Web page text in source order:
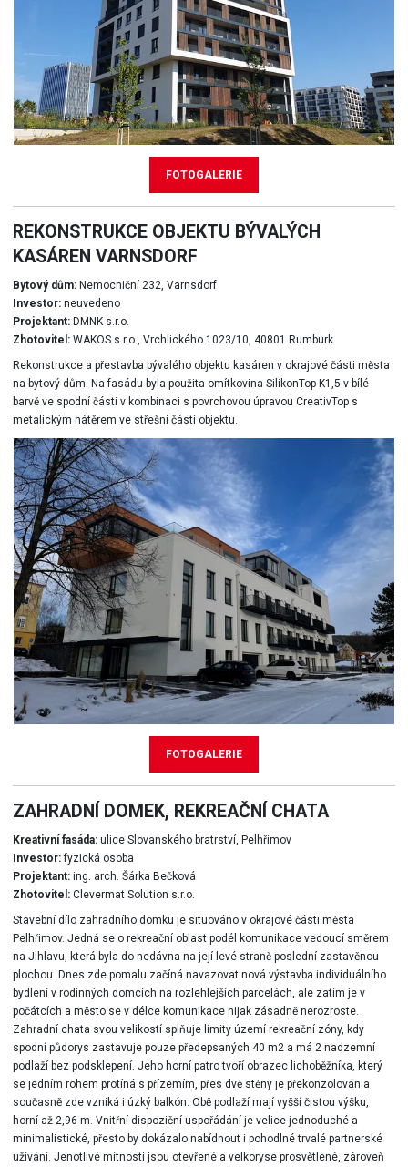
FOTOGALERIE
FOTOGALERIE
REKONSTRUKCE OBJEKTU BÝVALÝCH
KASÁREN VARNSDORF
Bytový dům:Nemocniční 232, Varnsdorf
Investor:neuvedeno
Projektant:DMNK s.r.o.
Zhotovitel:WAKOS s.r.o., Vrchlického 1023/10, 40801 Rumburk
Rekonstrukce a přestavba bývalého objektu kasáren v okrajové části města
na bytový dům. Na fasádu byla použita omítkovina SilikonTop K1,5 v bílé
barvě ve spodní části v kombinaci s povrchovou úpravou CreativTop s
metalickým nátěrem ve střešní části objektu.
ZAHRADNÍ DOMEK, REKREAČNÍ CHATA
Kreativní fasáda:ulice Slovanského bratrství, Pelhřimov
Investor:fyzická osoba
Projektant:ing. arch. Šárka Bečková
Zhotovitel:Clevermat Solution s.r.o.
Stavební dílo zahradního domku je situováno v okrajové části města
Pelhřimov. Jedná se o rekreační oblast podél komunikace vedoucí směrem
na Jihlavu, která byla do nedávna na její levé straně poslední zastavěnou
plochou. Dnes zde pomalu začíná navazovat nová výstavba individuálního
bydlení v rodinných domcích na rozlehlejších parcelách, ale zatím je v
počátcích a město se v délce komunikace nijak zásadně nerozroste.
Zahradní chata svou velikostí splňuje limity území rekreační zóny, kdy
spodní půdorys zastavuje pouze předepsaných 40 m2 a má 2 nadzemní
podlaží bez podsklepení. Jeho horní patro tvoří obrazec lichoběžníka, který
se jedním rohem protíná s přízemím, přes dvě stěny je překonzolován a
současně zde vzniká i úzký balkón. Obě podlaží mají vyšší čistou výšku,
horní až 2,96 m. Vnitřní dispoziční uspořádání je velice jednoduché a
minimalistické, přesto by dokázalo nabídnout i pohodlné trvalé partnerské
užívání. Jenotlivé mítnosti jsou otevřené a velkoryse prosvětlené, zároveň